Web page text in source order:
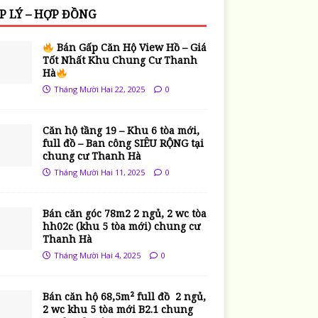
LÝ – HỢP ĐỒNG
Bán Gấp Căn Hộ View Hồ – Giá
Tốt Nhất Khu Chung Cư Thanh
Hà
Tháng Mười Hai 22, 2025 0
Căn hộ tầng 19 – Khu 6 tòa mới,
full đồ – Ban công SIÊU RỘNG tại
chung cư Thanh Hà
Tháng Mười Hai 11, 2025 0
Bán căn góc 78m2 2 ngủ, 2 wc tòa
hh02c (khu 5 tòa mới) chung cư
Thanh Hà
Tháng Mười Hai 4, 2025 0
Bán căn hộ 68,5m² full đồ 2 ngủ,
2 wc khu 5 tòa mới B2.1 chung